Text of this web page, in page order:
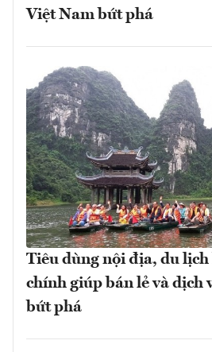
Việt Nam bứt phá
Tiêu dùng nội địa, du lịch
chính giúp bán lẻ và dịch
bứt phá